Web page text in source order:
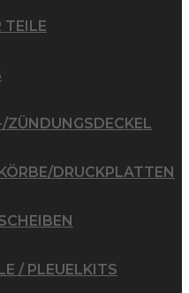
TEILE
ZÜNDUNGSDECKEL
DRUCKPLATTEN
/ PLEUELKITS